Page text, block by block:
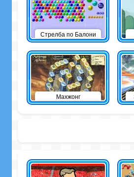
Стрелба по Балони
Махжонг